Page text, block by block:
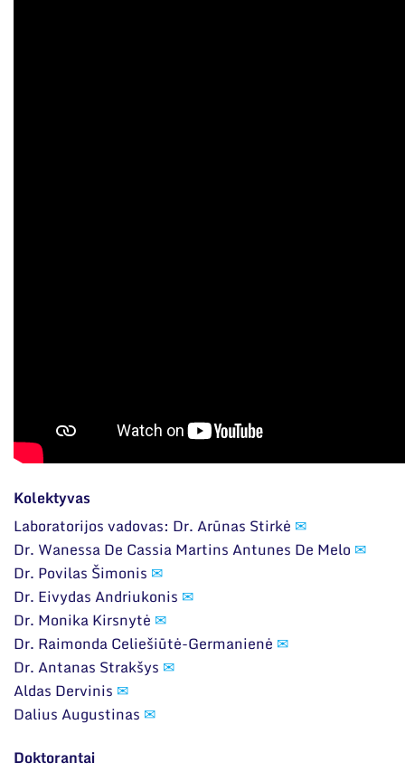
Kolektyvas
Laboratorijos vadovas: Dr. Arūnas Stirkė ✉
Dr. Wanessa De Cassia Martins Antunes De Melo ✉
Dr. Povilas Šimonis ✉
Dr. Eivydas Andriukonis ✉
Dr. Monika Kirsnytė ✉
Dr. Raimonda Celiešiūtė-Germanienė ✉
Dr. Antanas Strakšys ✉
Aldas Dervinis ✉
Dalius Augustinas ✉
Doktorantai